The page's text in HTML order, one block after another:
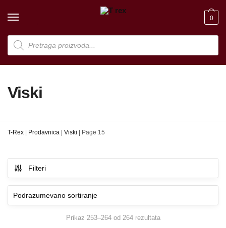
Products
search
0
Viski
T-Rex | Prodavnica | Viski | Page 15
Filteri
Prikaz 253–264 od 264 rezultata